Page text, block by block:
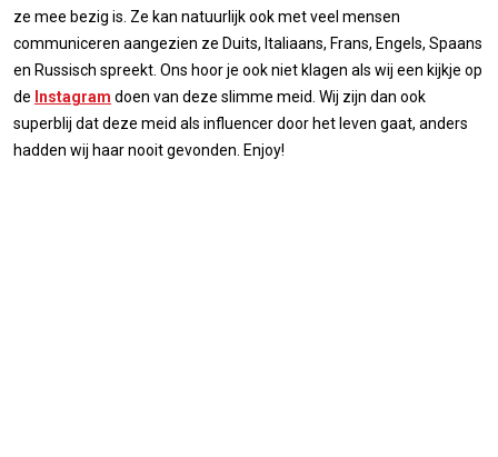
ze mee bezig is. Ze kan natuurlijk ook met veel mensen
communiceren aangezien ze Duits, Italiaans, Frans, Engels, Spaans
en Russisch spreekt. Ons hoor je ook niet klagen als wij een kijkje op
de Instagram doen van deze slimme meid. Wij zijn dan ook
superblij dat deze meid als influencer door het leven gaat, anders
hadden wij haar nooit gevonden. Enjoy!